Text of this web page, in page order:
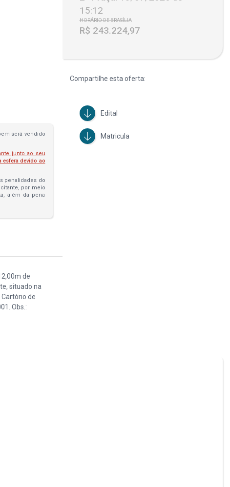
será vendido
junto ao seu
esfera devido ao
penalidades do
por meio
além da pena
de
situado na
de
Obs.:
15:12
HORÁRIO DE BRASÍLIA
R$ 243.224,97
Compartilhe esta oferta:
Edital
Matricula